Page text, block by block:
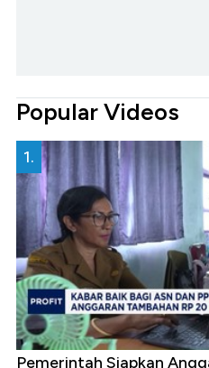
Popular Videos
1.
Pemerintah Siapkan